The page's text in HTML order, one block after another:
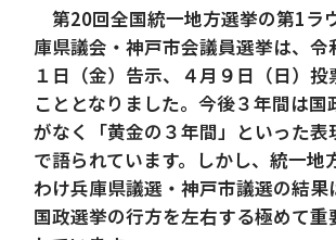
第20回全国統一地方選挙の第1ラ
庫県議会・神戸市会議員選挙は、令
１日（金）告示、４月９日（日）投
こととなりました。今後３年間は国
がなく「黄金の３年間」といった表
で語られています。しかし、統一地
わけ兵庫県議選・神戸市議選の結果
国政選挙の行方を左右する極めて重